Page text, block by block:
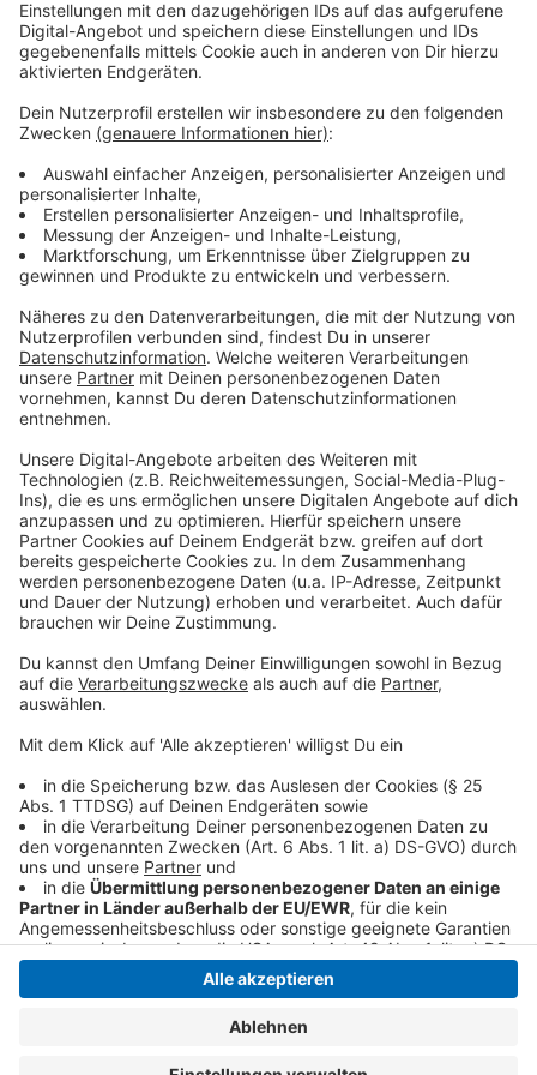
Anzeige
Vorstellen brauchen wir ihn euch nicht. Seit 2003
treibt Jürgen Bangert nun als "Elvis Eifel" seine Späße
am Telefon mit seinen Hörerinnen und Hörern im Radio.
Aber selbst seine 'Opfer' müssen am Ende mit lachen -
wenn auch nicht immer. Und weil ihr nicht genug von
ihm bekommen könnt, ist Elvis nun unter die Podcaster
Verfügung. Hier bekommt Ihr außerdem den
"Directors-Cut" - die Original-Telefonate in längerer
Version. Elvis wird sich mit Kollegen und ehemaligen
"Opfern" über die Telefonate aus den letzten zwei
dabei ergangen ist und wobei er selbst mal ins
Schleudern gekommen ist. Viel Spaß beim Zuhören und
bitte nicht erschrecken, wenn dabei das Telefon
klingelt. Es muss ja nicht unbedingt Elvis Eifel dran
sein.
Anzeige
Anzeige
Anzeige